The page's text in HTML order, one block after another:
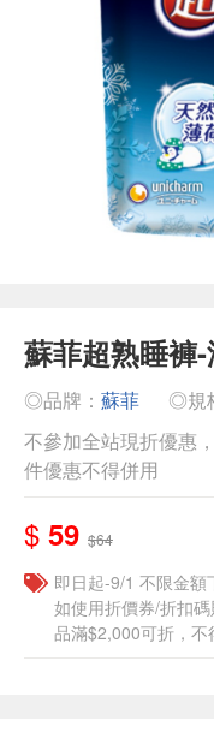
蘇菲超熟睡褲
◎品牌： 蘇菲
◎規
不參加全站現折優惠
件優惠不得併用
$ 59 $64
即日起-9/1 不限金
如使用折價券/折扣
品滿$2,000可折，